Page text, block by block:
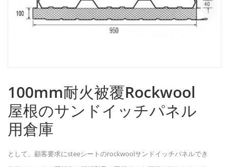
100mm耐火被覆Rockwool
屋根のサンドイッチパネル
用倉庫
として、顧客要求にsteeシートのrockwoolサンドイッチパネルでき